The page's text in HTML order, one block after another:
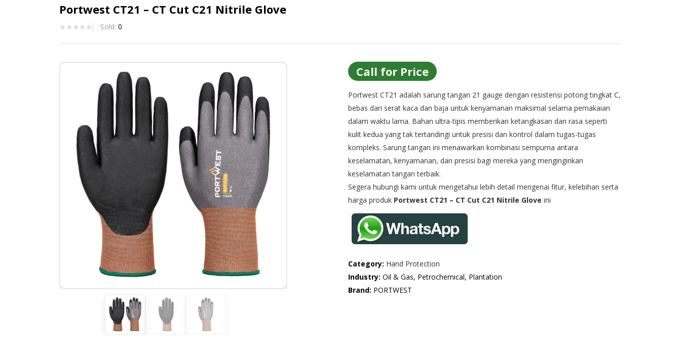
Portwest CT21 – CT Cut C21 Nitrile Glove
Sold: 0
Call for Price
Portwest CT21 adalah sarung tangan 21 gauge dengan resistensi potong tingkat C,
bebas dari serat kaca dan baja untuk kenyamanan maksimal selama pemakaian
dalam waktu lama. Bahan ultra-tipis memberikan ketangkasan dan rasa seperti
kulit kedua yang tak tertandingi untuk presisi dan kontrol dalam tugas-tugas
kompleks. Sarung tangan ini menawarkan kombinasi sempurna antara
keselamatan, kenyamanan, dan presisi bagi mereka yang menginginkan
keselamatan tangan terbaik.
Segera hubungi kami untuk mengetahui lebih detail mengenai fitur, kelebihan serta
harga produk Portwest CT21 – CT Cut C21 Nitrile Glove ini
Category: Hand Protection
Industry: Oil & Gas, Petrochemical, Plantation
Brand: PORTWEST